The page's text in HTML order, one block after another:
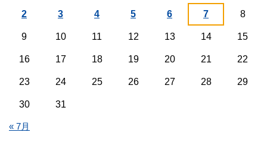
« 7月
2 3 4 5 6 7 8
9 10 11 12 13 14 15
16 17 18 19 20 21 22
23 24 25 26 27 28 29
30 31